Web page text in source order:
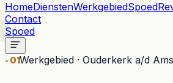
HomeDienstenWerkgebiedSpoed
Contact
Spoed
01Werkgebied · Ouderkerk a/d